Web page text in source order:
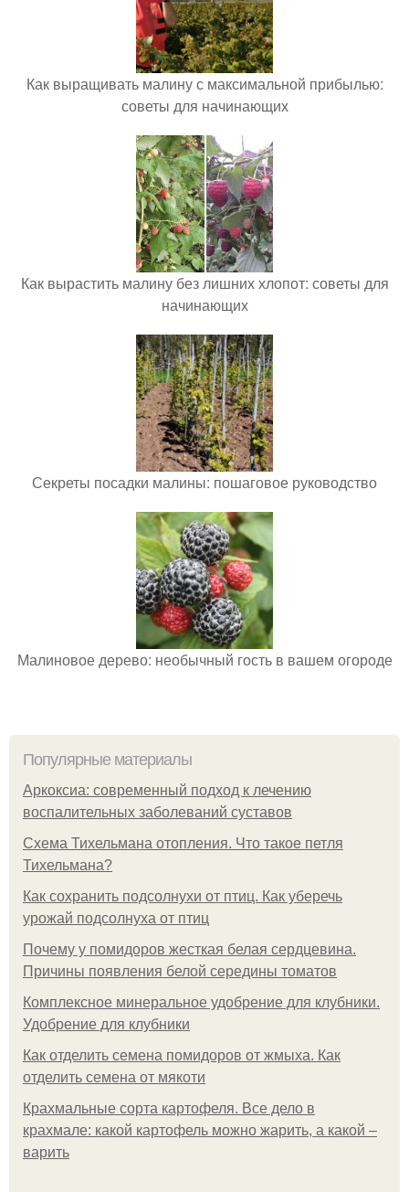
Как выращивать малину с максимальной прибылью:
советы для начинающих
Как вырастить малину без лишних хлопот: советы для
начинающих
Секреты посадки малины: пошаговое руководство
Малиновое дерево: необычный гость в вашем огороде
Популярные материалы
Аркоксиа: современный подход к лечению
воспалительных заболеваний суставов
Схема Тихельмана отопления. Что такое петля
Тихельмана?
Как сохранить подсолнухи от птиц. Как уберечь
урожай подсолнуха от птиц
Почему у помидоров жесткая белая сердцевина.
Причины появления белой середины томатов
Комплексное минеральное удобрение для клубники.
Удобрение для клубники
Как отделить семена помидоров от жмыха. Как
отделить семена от мякоти
Крахмальные сорта картофеля. Все дело в
крахмале: какой картофель можно жарить, а какой –
варить